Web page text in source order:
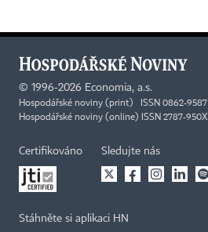
© 1996-2026 Economia, a.s.
Hospodářské noviny (print) ISSN 0862-9587
Hospodářské noviny (online) ISSN 2787-950X
Certifikováno Sledujte nás
Stáhněte si aplikaci HN